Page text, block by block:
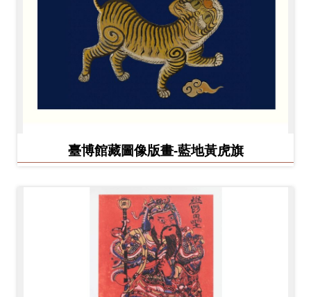
臺博館藏圖像版畫-藍地黃虎旗